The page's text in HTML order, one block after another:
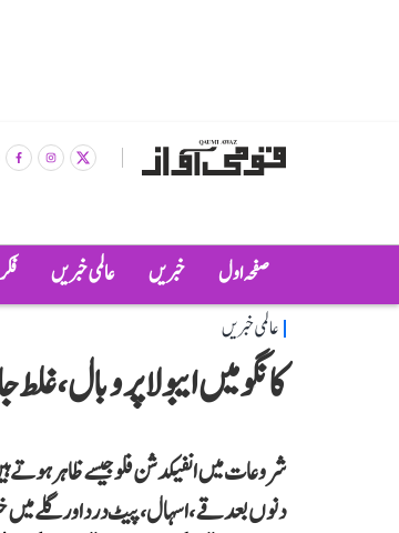
صفحہ اول خبریں عالمی خبریں
عالمی خبریں
کانگو میں ایبولا پر وبال،
شروعات میں انفیکدشن فلو جیسے ظاہر ہوتے
دنوں بعد قے، اسہال، پیٹ درد اور گلے